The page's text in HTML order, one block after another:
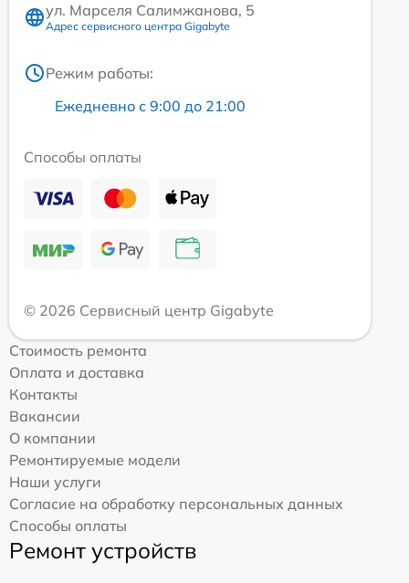
ул. Марселя Салимжанова, 5
Адрес сервисного центра Gigabyte
Режим работы:
Ежедневно с 9:00 до 21:00
Способы оплаты
© 2026 Сервисный центр Gigabyte
Стоимость ремонта
Оплата и доставка
Контакты
Вакансии
О компании
Ремонтируемые модели
Наши услуги
Согласие на обработку персональных данных
Способы оплаты
Ремонт устройств